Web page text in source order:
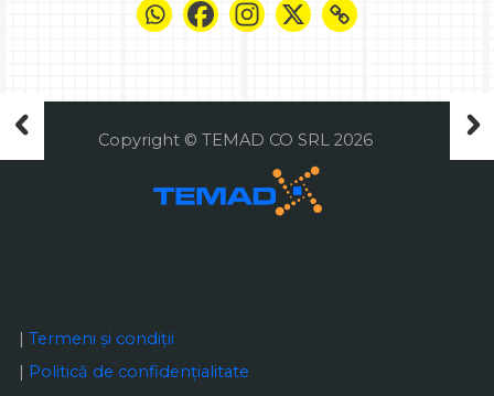
Copyright © TEMAD CO SRL 2026
| Termeni și condiții
Politică de confidențialitate